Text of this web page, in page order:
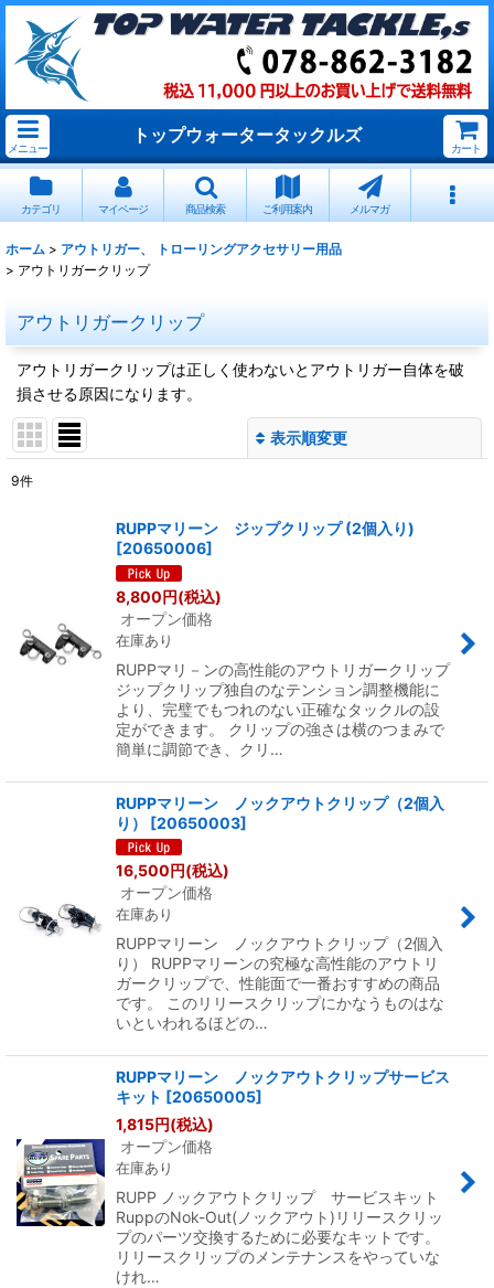
メニュー
トップウォータータックルズ
カート
カテゴリ マイページ 商品検索 ご利用案内 メルマガ
ホーム > アウトリガー、 トローリングアクセサリー用品
> アウトリガークリップ
アウトリガークリップ
アウトリガークリップは正しく使わないとアウトリガー自体を破
損させる原因になります。
表示順変更
9件
RUPPマリーン ジップクリップ (2個入り)
[20650006]
8,800円(税込)
オープン価格
在庫あり
RUPPマリ－ンの高性能のアウトリガークリップ
ジップクリップ独自のなテンション調整機能に
より、完璧でもつれのない正確なタックルの設
定ができます。 クリップの強さは横のつまみで
簡単に調節でき、クリ…
RUPPマリーン ノックアウトクリップ（2個入
り）
[20650003]
16,500円(税込)
オープン価格
在庫あり
RUPPマリーン ノックアウトクリップ（2個入
り） RUPPマリーンの究極な高性能のアウトリ
ガークリップで、性能面で一番おすすめの商品
です。 このリリースクリップにかなうものはな
いといわれるほどの…
RUPPマリーン ノックアウトクリップサービス
キット [20650005]
1,815円(税込)
オープン価格
在庫あり
RUPP ノックアウトクリップ サービスキット
RuppのNok-Out(ノックアウト)リリースクリッ
プのパーツ交換するために必要なキットです。
リリースクリップのメンテナンスをやっていな
けれ…